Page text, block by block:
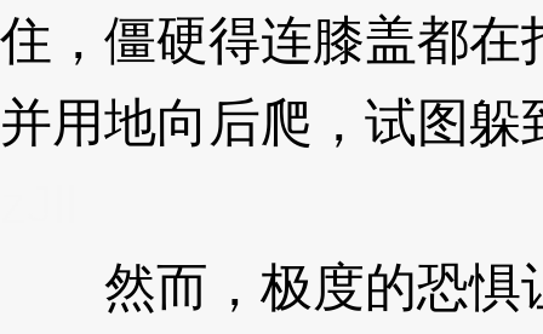
住，僵硬得连膝盖都
并用地向后爬，试图
然而，极度的恐惧